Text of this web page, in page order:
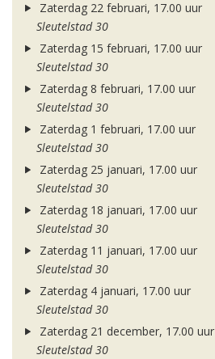
Zaterdag 22 februari, 17.00 uur
Sleutelstad 30
Zaterdag 15 februari, 17.00 uur
Sleutelstad 30
Zaterdag 8 februari, 17.00 uur
Sleutelstad 30
Zaterdag 1 februari, 17.00 uur
Sleutelstad 30
Zaterdag 25 januari, 17.00 uur
Sleutelstad 30
Zaterdag 18 januari, 17.00 uur
Sleutelstad 30
Zaterdag 11 januari, 17.00 uur
Sleutelstad 30
Zaterdag 4 januari, 17.00 uur
Sleutelstad 30
Zaterdag 21 december, 17.00 uur
Sleutelstad 30